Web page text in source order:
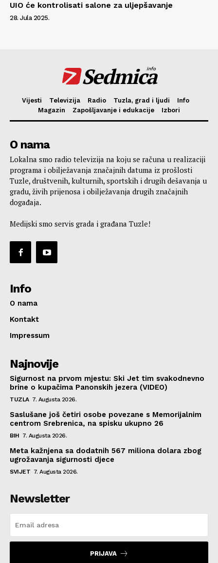
UIO će kontrolisati salone za uljepšavanje
28. Jula 2025.
Sedmica
info
Vijesti Televizija Radio Tuzla, grad i ljudi
Info
Magazin
Zapošljavanje i edukacije Izbori
O nama
Lokalna smo radio televizija na koju se računa u realizaciji
programa i obilježavanja značajnih datuma iz prošlosti
Tuzle, društvenih, kulturnih, sportskih i drugih dešavanja u
gradu, živih prijenosa i obilježavanja drugih značajnih
događaja.
Medijski smo servis grada i građana Tuzle!
Info
O nama
Kontakt
Impressum
Najnovije
Sigurnost na prvom mjestu: Ski Jet tim svakodnevno
brine o kupačima Panonskih jezera (VIDEO)
TUZLA 7. Augusta 2026.
Saslušane još četiri osobe povezane s Memorijalnim
centrom Srebrenica, na spisku ukupno 26
BIH 7. Augusta 2026.
Meta kažnjena sa dodatnih 567 miliona dolara zbog
ugrožavanja sigurnosti djece
SVIJET 7. Augusta 2026.
Newsletter
PRIJAVA